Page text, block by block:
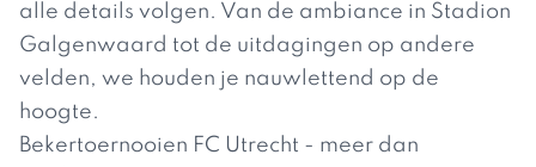
alle details volgen. Van de ambiance in Stadion
Galgenwaard tot de uitdagingen op andere
velden, we houden je nauwlettend op de
hoogte.
Bekertoernooien FC Utrecht - meer dan